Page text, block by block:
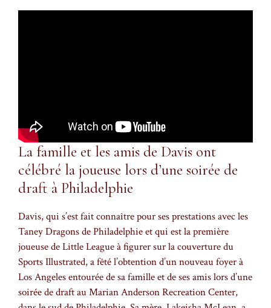
La famille et les amis de Davis ont
célébré la joueuse lors d’une soirée de
draft à Philadelphie
Davis, qui s’est fait connaître pour ses prestations avec les
Taney Dragons de Philadelphie et qui est la première
joueuse de Little League à figurer sur la couverture du
Sports Illustrated, a fêté l’obtention d’un nouveau foyer à
Los Angeles entourée de sa famille et de ses amis lors d’une
soirée de draft au Marian Anderson Recreation Center,